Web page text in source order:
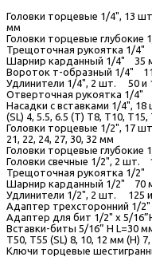
Головки торцевые 1/4", 13
мм
Головки торцевые глубокие
Трещоточная рукоятка 1/4"
Шарнир карданный 1/4" 35
Вороток т-образный 1/4"
Удлинители 1/4", 2 шт. 50 и
Отверточная рукоятка 1/4"
Насадки с вставками 1/4",
(SL) 4, 5.5, 6.5 (T) Т8, Т10,
Головки торцевые 1/2", 17
21, 22, 24, 27, 30, 32 мм
Головки торцевые глубокие
Головки свечные 1/2", 2 шт.
Трещоточная рукоятка 1/2"
Шарнир карданный 1/2" 70
Удлинители 1/2", 2 шт. 125
Адаптер трехсторонний 1/
Адаптер для бит 1/2" х 5/
Вставки-биты 5/16” H L=30
Т50, Т55 (SL) 8, 10, 12 мм (H)
Ключи торцевые